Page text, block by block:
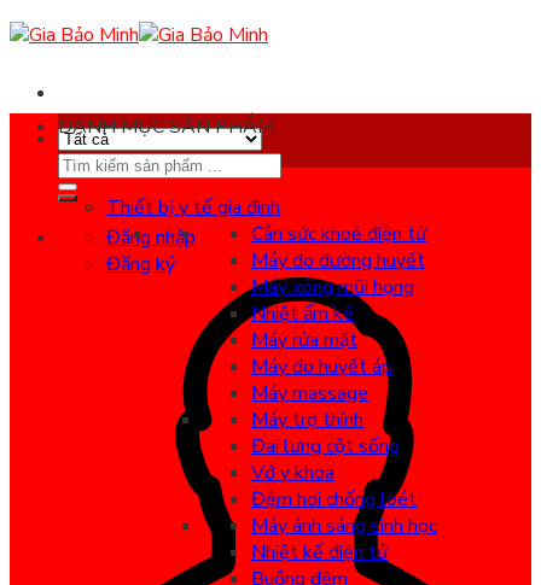
Skip
to
Search
for:
Đăng nhập
Đăng ký
DANH MỤC SẢN PHẨM
Thiết bị y tế gia đình
Cân sức khoẻ điện tử
Máy đo đường huyết
Máy xông mũi họng
Nhiệt ẩm kế
Máy rửa mặt
Máy đo huyết áp
Máy massage
Máy trợ thính
Đai lưng cột sống
Vớ y khoa
Đệm hơi chống loét
Máy ánh sáng sinh học
Nhiệt kế điện tử
Buồng đệm